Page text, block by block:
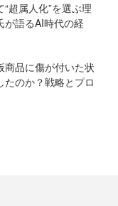
超属人化”を選ぶ理
語るAI時代の経
商品に傷が付いた状
のか？戦略とプロ